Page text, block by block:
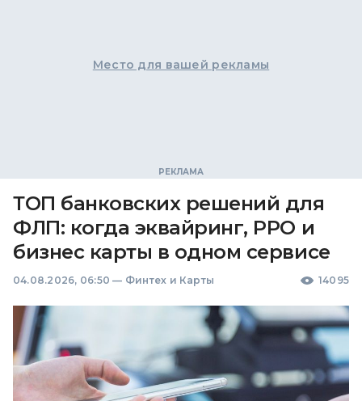
Место для вашей рекламы
ТОП банковских решений для
ФЛП: когда эквайринг, РРО и
бизнес карты в одном сервисе
04.08.2026, 06:50 — Финтех и Карты 14095